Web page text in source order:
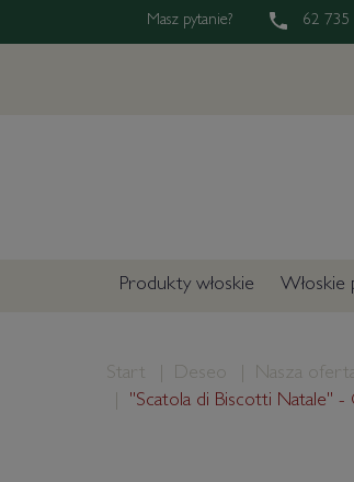
Masz pytanie? 62
Produkty włoskie
Start Deseo Nasza
"Scatola di Biscotti Natale" -